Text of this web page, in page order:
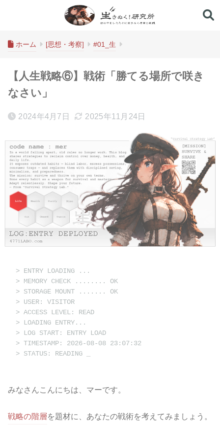
ホーム [思想・考察] #01_生
【人生戦略⑥】戦術「勝てる場所で咲き
なさい」
2024年4月7日 2025年11月24日
> ENTRY LOADING ...
> MEMORY CHECK ........ OK
> STORAGE MOUNT ....... OK
> USER: VISITOR
> ACCESS LEVEL: READ
> LOADING ENTRY...
> LOG START: ENTRY LOAD
> TIMESTAMP: 2026-08-08 23:07:32
> STATUS: READING
みなさんこんにちは、マーです。
戦略の階層を題材に、あなたの戦術を考えてみましょう。